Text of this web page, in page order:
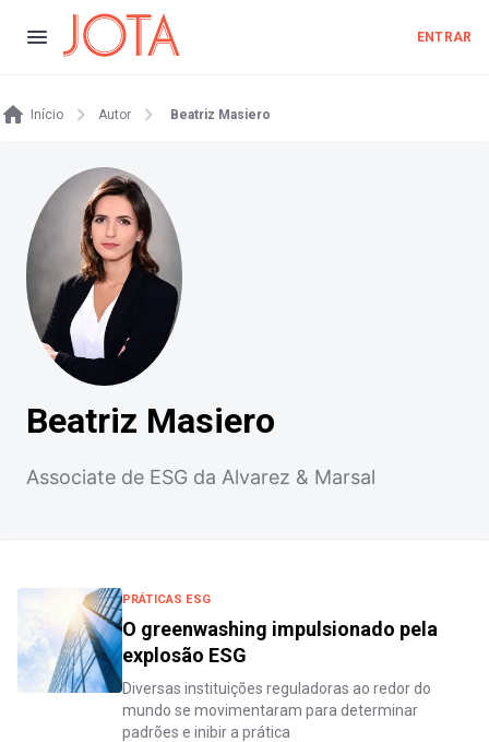
ENTRAR
Início Autor Beatriz Masiero
Beatriz Masiero
Associate de ESG da Alvarez & Marsal
PRÁTICAS ESG
O greenwashing impulsionado pela
explosão ESG
Diversas instituições reguladoras ao redor do
mundo se movimentaram para determinar
padrões e inibir a prática